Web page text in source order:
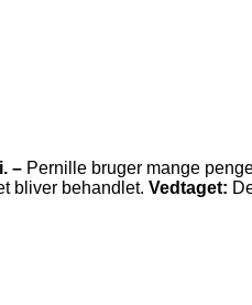
– Pernille bruger mange
bliver behandlet. Vedtaget: